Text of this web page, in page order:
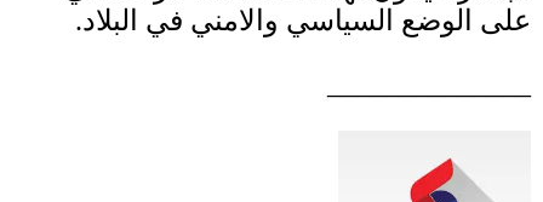
على الوضع السياسي والامني في البلاد.